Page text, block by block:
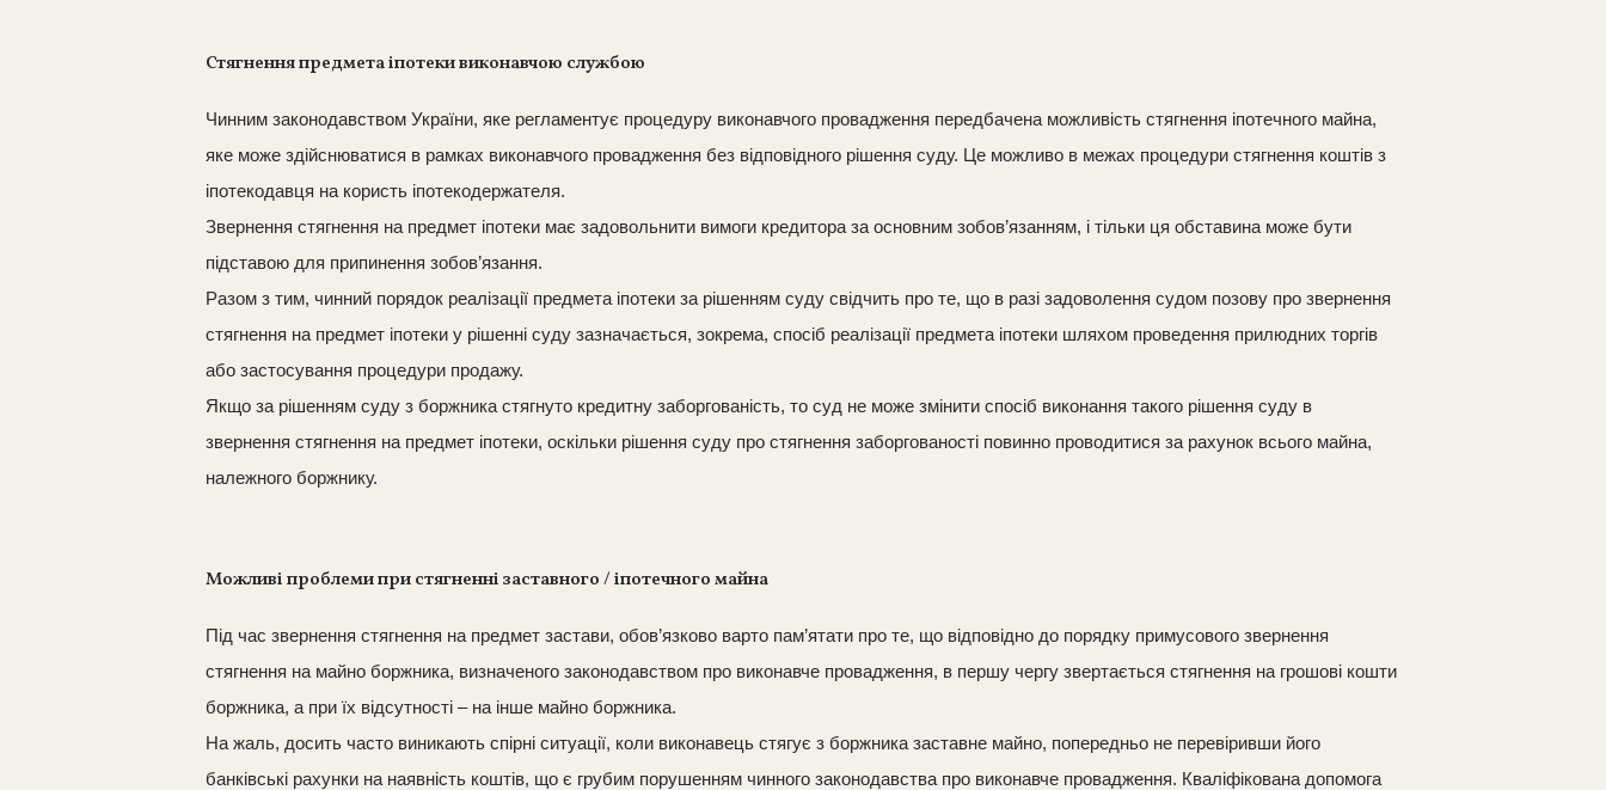
Стягнення предмета іпотеки виконавчою службою
Чинним законодавством України, яке регламентує процедуру виконавчого провадження передбачена можливість стягнення іпотечного майна,
яке може здійснюватися в рамках виконавчого провадження без відповідного рішення суду. Це можливо в межах процедури стягнення коштів з
іпотекодавця на користь іпотекодержателя.
Звернення стягнення на предмет іпотеки має задовольнити вимоги кредитора за основним зобов’язанням, і тільки ця обставина може бути
підставою для припинення зобов’язання.
Разом з тим, чинний порядок реалізації предмета іпотеки за рішенням суду свідчить про те, що в разі задоволення судом позову про звернення
стягнення на предмет іпотеки у рішенні суду зазначається, зокрема, спосіб реалізації предмета іпотеки шляхом проведення прилюдних торгів
або застосування процедури продажу.
Якщо за рішенням суду з боржника стягнуто кредитну заборгованість, то суд не може змінити спосіб виконання такого рішення суду в
звернення стягнення на предмет іпотеки, оскільки рішення суду про стягнення заборгованості повинно проводитися за рахунок всього майна,
належного боржнику.
Можливі проблеми при стягненні заставного / іпотечного майна
Під час звернення стягнення на предмет застави, обов’язково варто пам’ятати про те, що відповідно до порядку примусового звернення
стягнення на майно боржника, визначеного законодавством про виконавче провадження, в першу чергу звертається стягнення на грошові кошти
боржника, а при їх відсутності – на інше майно боржника.
На жаль, досить часто виникають спірні ситуації, коли виконавець стягує з боржника заставне майно, попередньо не перевіривши його
банківські рахунки на наявність коштів, що є грубим порушенням чинного законодавства про виконавче провадження. Кваліфікована допомога